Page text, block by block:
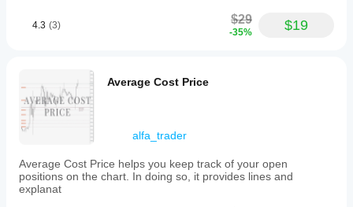
4.3 (3) $29
-35% $19
Average Cost Price
alfa_trader
Average Cost Price helps you keep track of your open
positions on the chart. In doing so, it provides lines and
explanat